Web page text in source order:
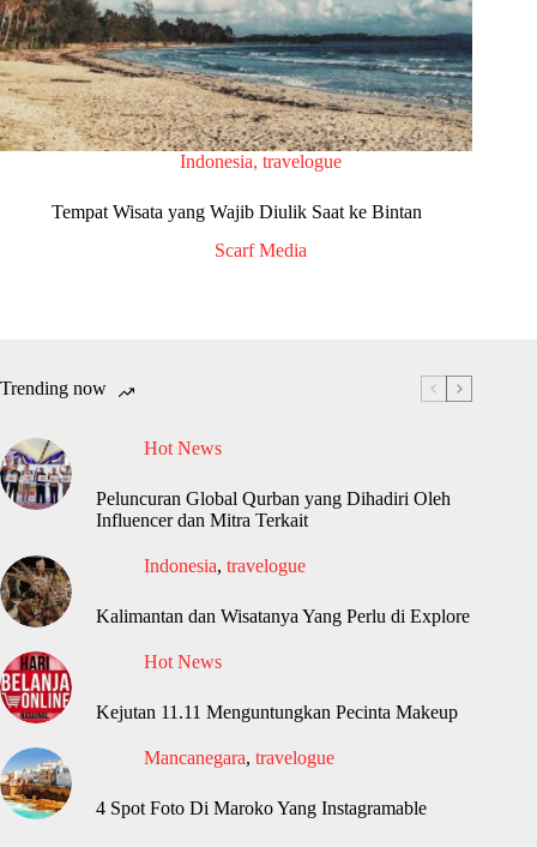
Indonesia, travelogue
Tempat Wisata yang Wajib Diulik Saat ke Bintan
Scarf Media
Trending now
Hot News
Peluncuran Global Qurban yang Dihadiri Oleh
Influencer dan Mitra Terkait
Indonesia, travelogue
Kalimantan dan Wisatanya Yang Perlu di Explore
Hot News
Kejutan 11.11 Menguntungkan Pecinta Makeup
Mancanegara, travelogue
4 Spot Foto Di Maroko Yang Instagramable